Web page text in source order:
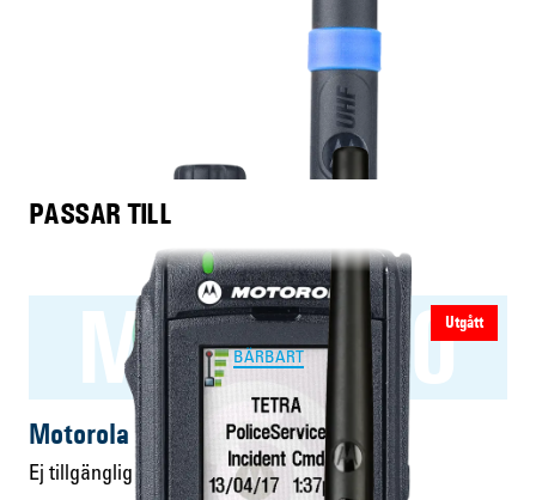
PASSAR TILL
Utgått
MTP6650
BÄRBART
Motorola MTP6650
Ej tillgänglig